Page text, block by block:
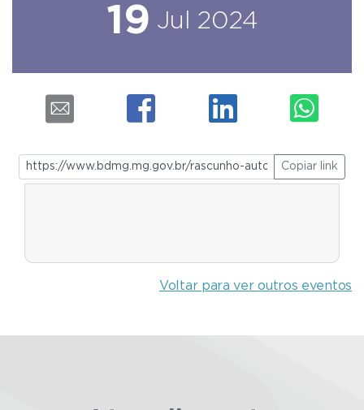
19 Jul 2024
Copiar link
Voltar para ver outros eventos